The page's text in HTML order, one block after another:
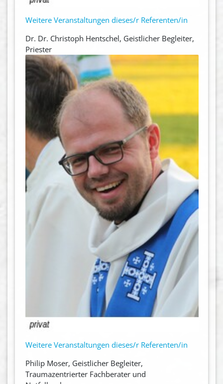
Weitere Veranstaltungen dieses/r Referenten/in
Dr. Dr. Christoph Hentschel, Geistlicher Begleiter,
Priester
Weitere Veranstaltungen dieses/r Referenten/in
Philip Moser, Geistlicher Begleiter,
Traumazentrierter Fachberater und